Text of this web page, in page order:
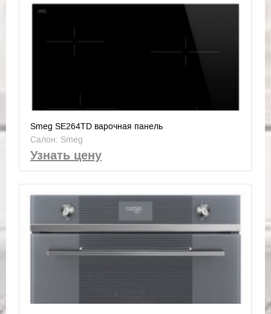
Smeg SE264TD варочная панель
Салон: Smeg
Узнать цену